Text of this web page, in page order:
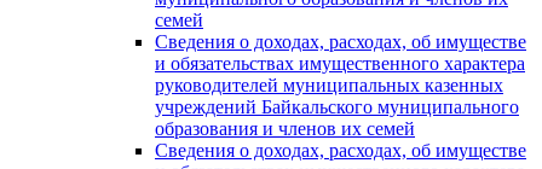
семей
Сведения о доходах, расходах, об имуществе
и обязательствах имущественного характера
руководителей муниципальных казенных
учреждений Байкальского муниципального
образования и членов их семей
Сведения о доходах, расходах, об имуществе